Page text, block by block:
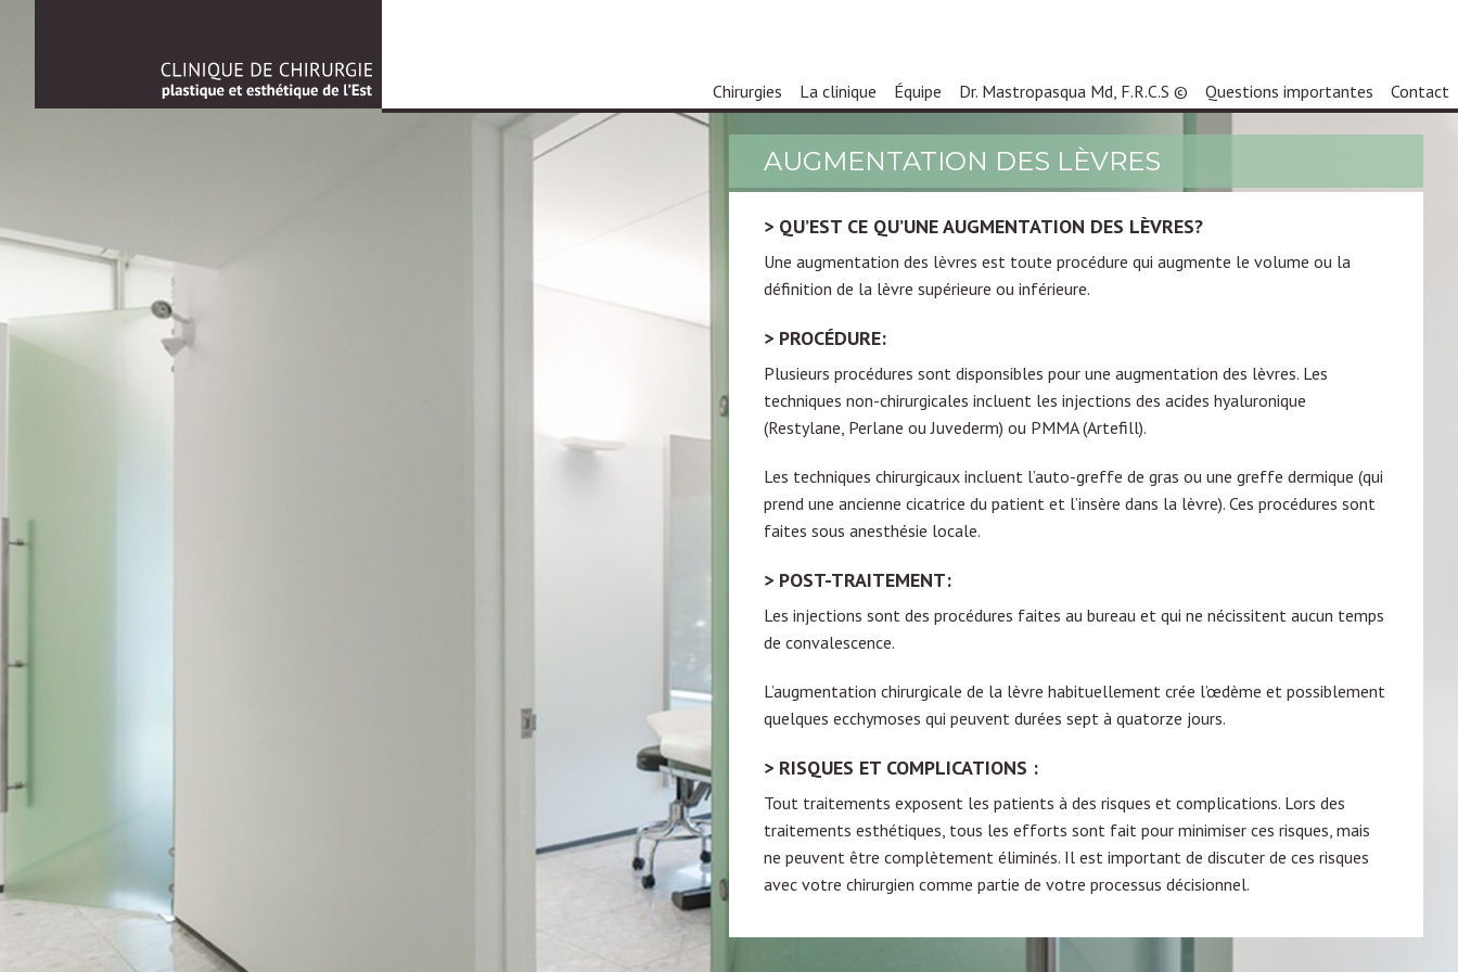
Chirurgies La clinique Équipe Dr. Mastropasqua Md, F.R.C.S © Questions importantes Contact
AUGMENTATION DES LÈVRES
QU’EST CE QU’UNE AUGMENTATION DES LÈVRES?
Une augmentation des lèvres est toute procédure qui augmente le volume ou la
définition de la lèvre supérieure ou inférieure.
PROCÉDURE:
Plusieurs procédures sont disponsibles pour une augmentation des lèvres. Les
techniques non-chirurgicales incluent les injections des acides hyaluronique
(Restylane, Perlane ou Juvederm) ou PMMA (Artefill).
Les techniques chirurgicaux incluent l’auto-greffe de gras ou une greffe dermique (qui
prend une ancienne cicatrice du patient et l’insère dans la lèvre). Ces procédures sont
faites sous anesthésie locale.
POST-TRAITEMENT:
Les injections sont des procédures faites au bureau et qui ne nécissitent aucun temps
de convalescence.
L’augmentation chirurgicale de la lèvre habituellement crée l’œdème et possiblement
quelques ecchymoses qui peuvent durées sept à quatorze jours.
RISQUES ET COMPLICATIONS :
Tout traitements exposent les patients à des risques et complications. Lors des
traitements esthétiques, tous les efforts sont fait pour minimiser ces risques, mais
ne peuvent être complètement éliminés. Il est important de discuter de ces risques
avec votre chirurgien comme partie de votre processus décisionnel.